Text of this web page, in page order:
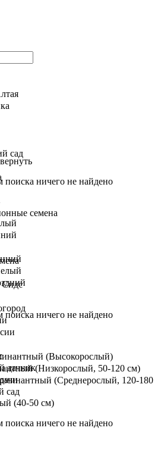
сад
семена
дачник
сад
поиска ничего не найдено
поиска ничего не найдено
(Высокорослый)
(Низкорослый, 50-120 см)
(Среднерослый, 120-180
(40-50 см)
поиска ничего не найдено